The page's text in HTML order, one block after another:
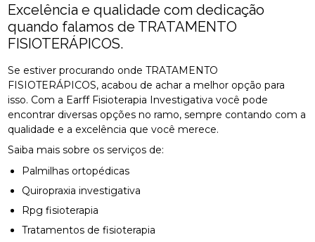
Excelência e qualidade com dedicação
quando falamos de TRATAMENTO
FISIOTERÁPICOS.
Se estiver procurando onde TRATAMENTO
FISIOTERÁPICOS, acabou de achar a melhor opção para
isso. Com a Earff Fisioterapia Investigativa você pode
encontrar diversas opções no ramo, sempre contando com a
qualidade e a excelência que você merece.
Saiba mais sobre os serviços de:
Palmilhas ortopédicas
Quiropraxia investigativa
Rpg fisioterapia
Tratamentos de fisioterapia